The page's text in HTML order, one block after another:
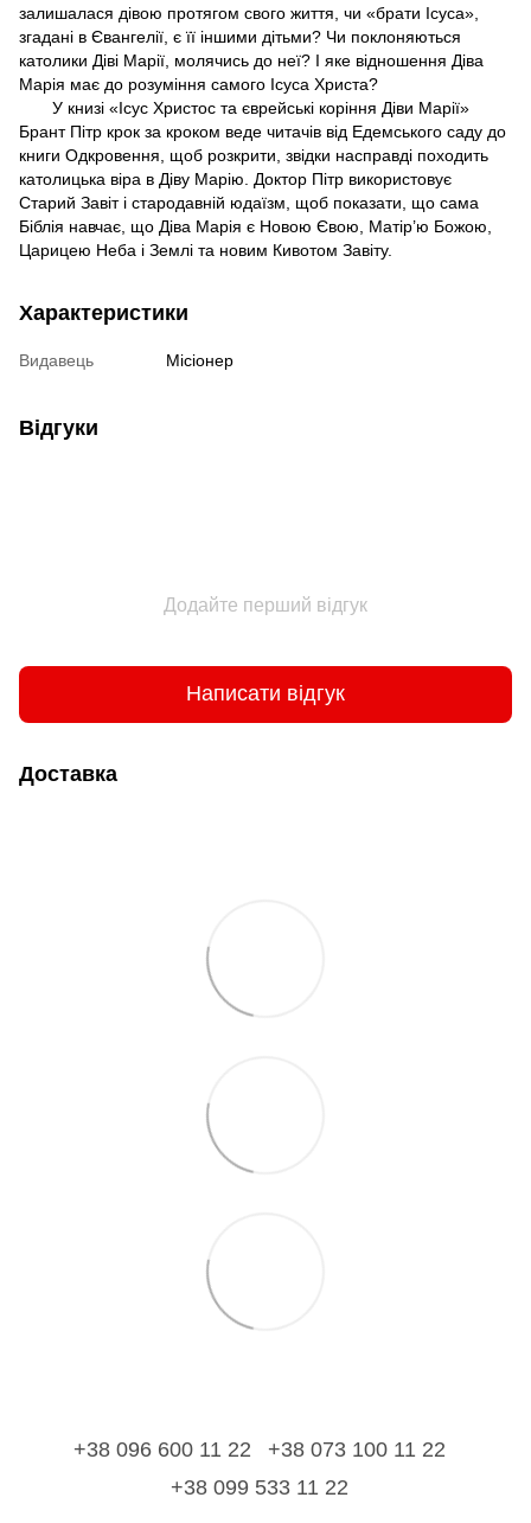
залишалася дівою протягом свого життя, чи «брати Ісуса»,
згадані в Євангелії, є її іншими дітьми? Чи поклоняються
католики Діві Марії, молячись до неї? І яке відношення Діва
Марія має до розуміння самого Ісуса Христа?
У книзі «Ісус Христос та єврейські коріння Діви Марії»
Брант Пітр крок за кроком веде читачів від Едемського саду до
книги Одкровення, щоб розкрити, звідки насправді походить
католицька віра в Діву Марію. Доктор Пітр використовує
Старий Завіт і стародавній юдаїзм, щоб показати, що сама
Біблія навчає, що Діва Марія є Новою Євою, Матір’ю Божою,
Царицею Неба і Землі та новим Кивотом Завіту.
Характеристики
Видавець Місіонер
Відгуки
Додайте перший відгук
Написати відгук
Доставка
+38 096 600 11 22
+38 073 100 11 22
+38 099 533 11 22